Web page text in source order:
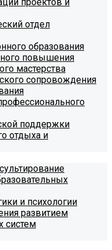
отдел
образования
повышения
мастерства
сопровождения
поддержки
отдыха и
и психологии
развитием
систем